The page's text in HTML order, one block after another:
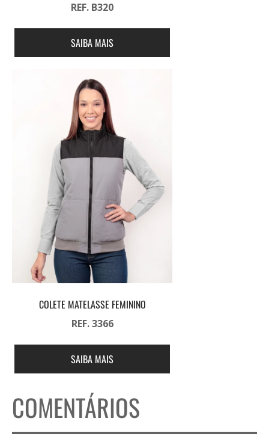
REF. B320
SAIBA MAIS
COLETE MATELASSE FEMININO
REF. 3366
SAIBA MAIS
COMENTÁRIOS